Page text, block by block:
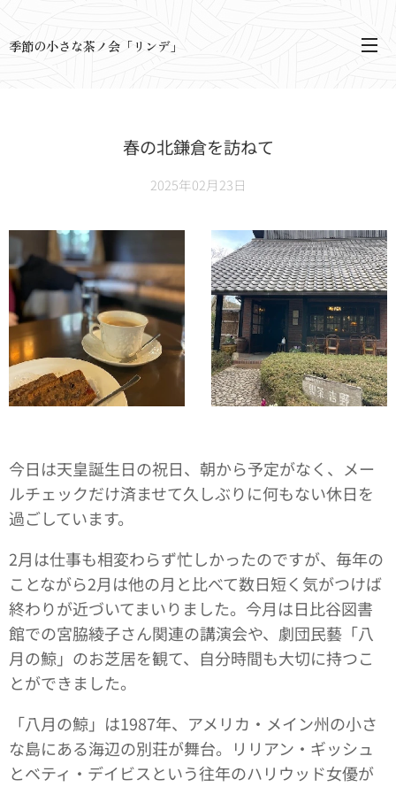
季節の小さな茶ノ会「リンデ」
春の北鎌倉を訪ねて
2025年02月23日
今日は天皇誕生日の祝日、朝から予定がなく、メー
ルチェックだけ済ませて久しぶりに何もない休日を
過ごしています。
2月は仕事も相変わらず忙しかったのですが、毎年の
ことながら2月は他の月と比べて数日短く気がつけば
終わりが近づいてまいりました。今月は日比谷図書
館での宮脇綾子さん関連の講演会や、劇団民藝「八
月の鯨」のお芝居を観て、自分時間も大切に持つこ
とができました。
「八月の鯨」は1987年、アメリカ・メイン州の小さ
な島にある海辺の別荘が舞台。リリアン・ギッシュ
とベティ・デイビスという往年のハリウッド女優が